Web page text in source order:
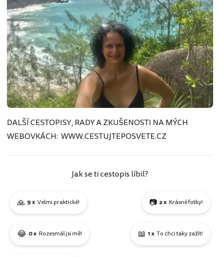
DALŠÍ CESTOPISY, RADY A ZKUŠENOSTI NA MÝCH
WEBOVKÁCH: WWW.CESTUJTEPOSVETE.CZ
Jak se ti cestopis líbil?
🙏 9 x Velmi praktické! 📷 2 x Krásné fotky!
😂 0 x Rozesmál jsi mě! 📖 1 x To chci taky zažít!